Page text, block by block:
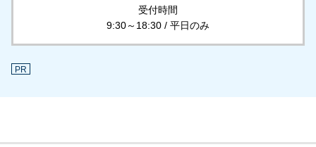
受付時間
9:30～18:30 / 平日のみ
PR